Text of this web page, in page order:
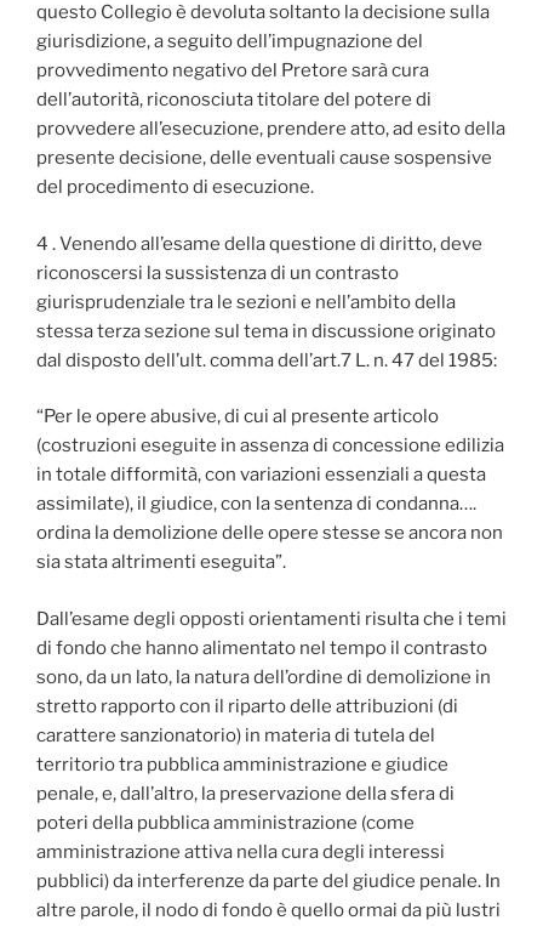
questo Collegio è devoluta soltanto la decisione sulla
giurisdizione, a seguito dell’impugnazione del
provvedimento negativo del Pretore sarà cura
dell’autorità, riconosciuta titolare del potere di
provvedere all’esecuzione, prendere atto, ad esito della
presente decisione, delle eventuali cause sospensive
del procedimento di esecuzione.
4 . Venendo all’esame della questione di diritto, deve
riconoscersi la sussistenza di un contrasto
giurisprudenziale tra le sezioni e nell’ambito della
stessa terza sezione sul tema in discussione originato
dal disposto dell’ult. comma dell’art.7 L. n. 47 del 1985:
“Per le opere abusive, di cui al presente articolo
(costruzioni eseguite in assenza di concessione edilizia
in totale difformità, con variazioni essenziali a questa
assimilate), il giudice, con la sentenza di condanna….
ordina la demolizione delle opere stesse se ancora non
sia stata altrimenti eseguita”.
Dall’esame degli opposti orientamenti risulta che i temi
di fondo che hanno alimentato nel tempo il contrasto
sono, da un lato, la natura dell’ordine di demolizione in
stretto rapporto con il riparto delle attribuzioni (di
carattere sanzionatorio) in materia di tutela del
territorio tra pubblica amministrazione e giudice
penale, e, dall’altro, la preservazione della sfera di
poteri della pubblica amministrazione (come
amministrazione attiva nella cura degli interessi
pubblici) da interferenze da parte del giudice penale. In
altre parole, il nodo di fondo è quello ormai da più lustri